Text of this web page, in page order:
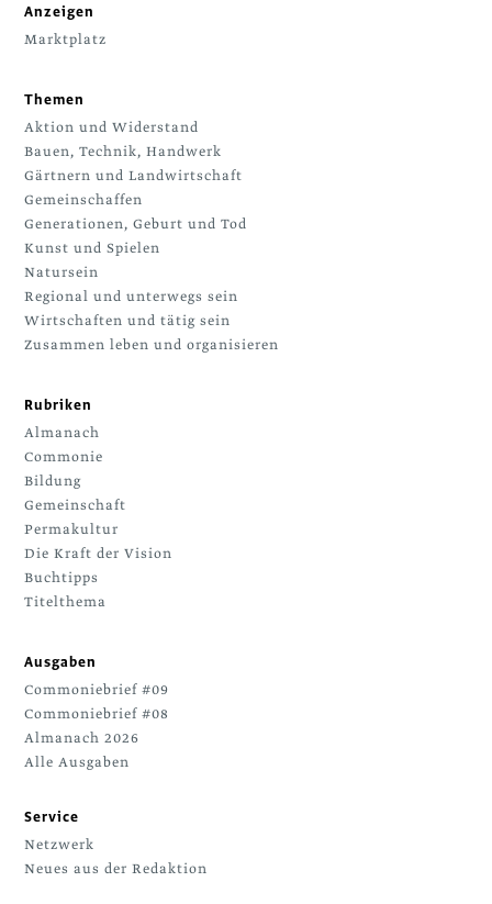
Anzeigen
Marktplatz
Themen
Aktion und Widerstand
Bauen, Technik, Handwerk
Gärtnern und Landwirtschaft
Gemeinschaffen
Generationen, Geburt und Tod
Kunst und Spielen
Natursein
Regional und unterwegs sein
Wirtschaften und tätig sein
Zusammen leben und organisieren
Rubriken
Almanach
Commonie
Bildung
Gemeinschaft
Permakultur
Die Kraft der Vision
Buchtipps
Titelthema
Ausgaben
Commoniebrief #09
Commoniebrief #08
Almanach 2026
Alle Ausgaben
Service
Netzwerk
Neues aus der Redaktion